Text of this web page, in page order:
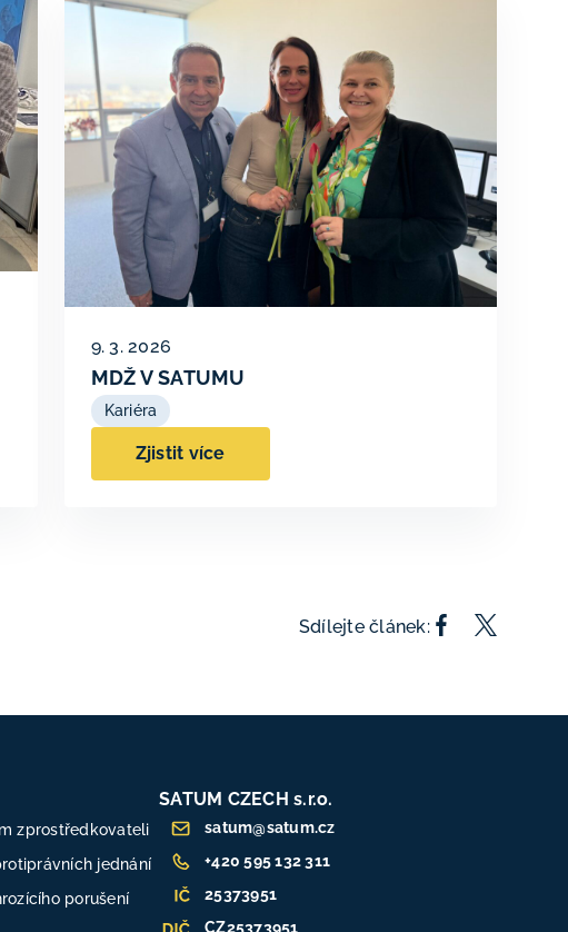
9. 3. 2026
MDŽ V SATUMU
Kariéra
Zjistit více
Sdílejte článek:
zprostředkovateli
jednání
porušení
SATUM CZECH s.r.o.
satum@satum.cz
+420 595 132 311
25373951
CZ25373951